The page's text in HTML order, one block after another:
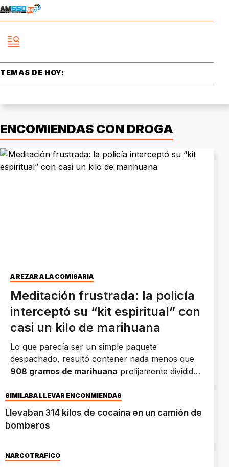
TEMAS DE HOY:
ENCOMIENDAS CON DROGA
A REZAR A LA COMISARÍA
Meditación frustrada: la policía
interceptó su “kit espiritual” con
casi un kilo de marihuana
Lo que parecía ser un simple paquete
despachado, resultó contener nada menos que
908 gramos de marihuana prolijamente divididos
SIMILABA LLEVAR ENCONMIENDAS
Llevaban 314 kilos de cocaína en un camión de
bomberos
NARCOTRÁFICO